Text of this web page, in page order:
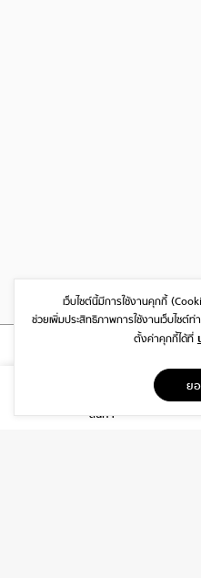
สินค้า
1999/26 โครงการ DISTRICT
กรุงเทพฯ 10310
เว็บไซต์นี้มีการใช้งานคุกกี้
ช่วยเพิ่มประสิทธิภาพการใช้งานเว็บไซต์ท่
ตั้งค่าคุกกี้ได้ที่
ย